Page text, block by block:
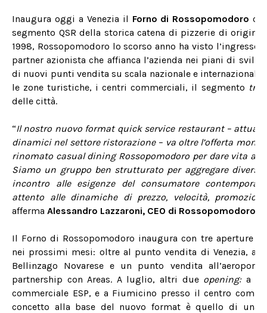
Inaugura oggi a Venezia il Forno di Rossopomodoro
segmento QSR della storica catena di pizzerie di origine
1998, Rossopomodoro lo scorso anno ha visto l’ingresso
partner azionista che affianca l’azienda nei piani di
di nuovi punti vendita su scala nazionale e
le zone turistiche, i centri commerciali, il segmento
delle città.
“Il nostro nuovo format quick service restaurant –
dinamici nel settore ristorazione – va oltre l’offerta
rinomato casual dining Rossopomodoro per dare vita a
Siamo un gruppo ben strutturato per aggregare
incontro alle esigenze del consumatore
attento alle dinamiche di prezzo, velocità,
afferma Alessandro Lazzaroni, CEO di Rossopomodoro
Il Forno di Rossopomodoro inaugura con tre aperture
nei prossimi mesi: oltre al punto vendita di Venezia,
Bellinzago Novarese e un punto vendita
partnership con Areas. A luglio, altri due opening:a
commerciale ESP, e a Fiumicino presso il centro
concetto alla base del nuovo format è quello di una